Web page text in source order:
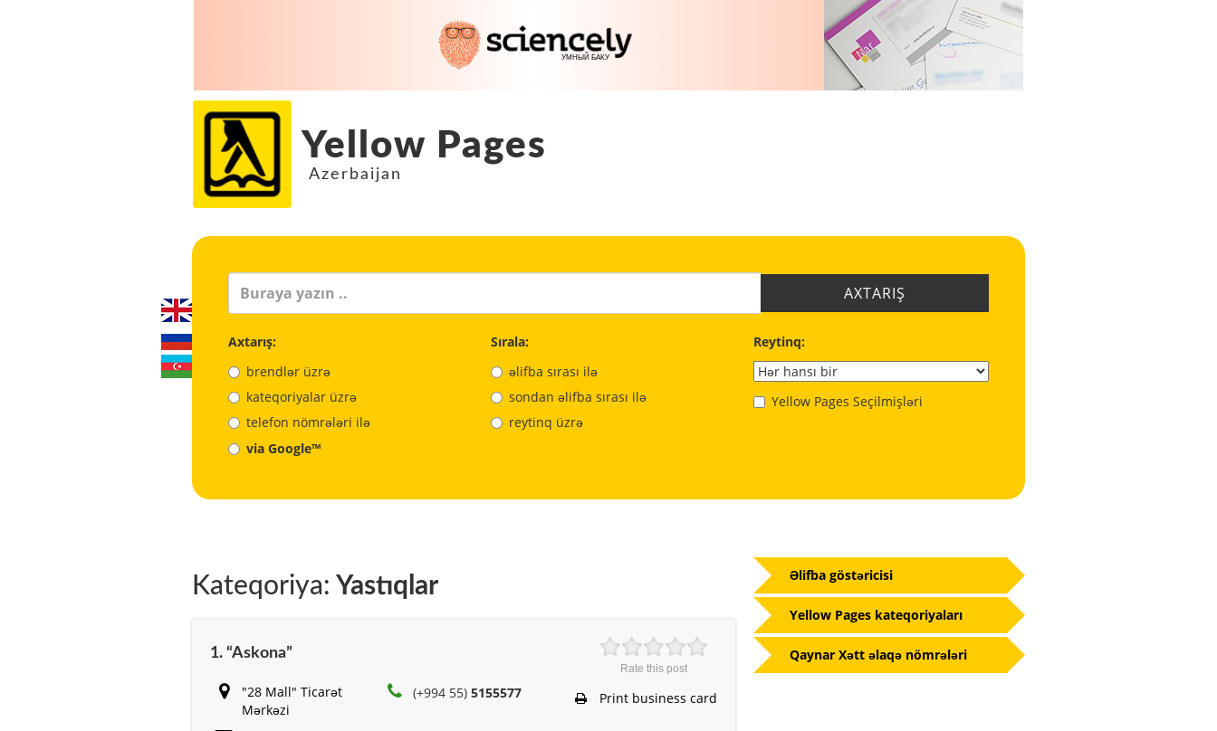
Yellow Pages
Azerbaijan
AXTARIŞ
Axtarış:
brendlər üzrə
kateqoriyalar üzrə
telefon nömrələri ilə
via Google™
Sırala:
əlifba sırası ilə
sondan əlifba sırası ilə
reytinq üzrə
Reytinq:
Yellow Pages Seçilmişləri
Kateqoriya: Yastıqlar
1. “Askona”
"28 Mall" Ticarət
Mərkəzi
(+994 55)5155577
Rate this post
Print business card
Əlifba göstəricisi
Yellow Pages kateqoriyaları
Qaynar Xətt əlaqə nömrələri